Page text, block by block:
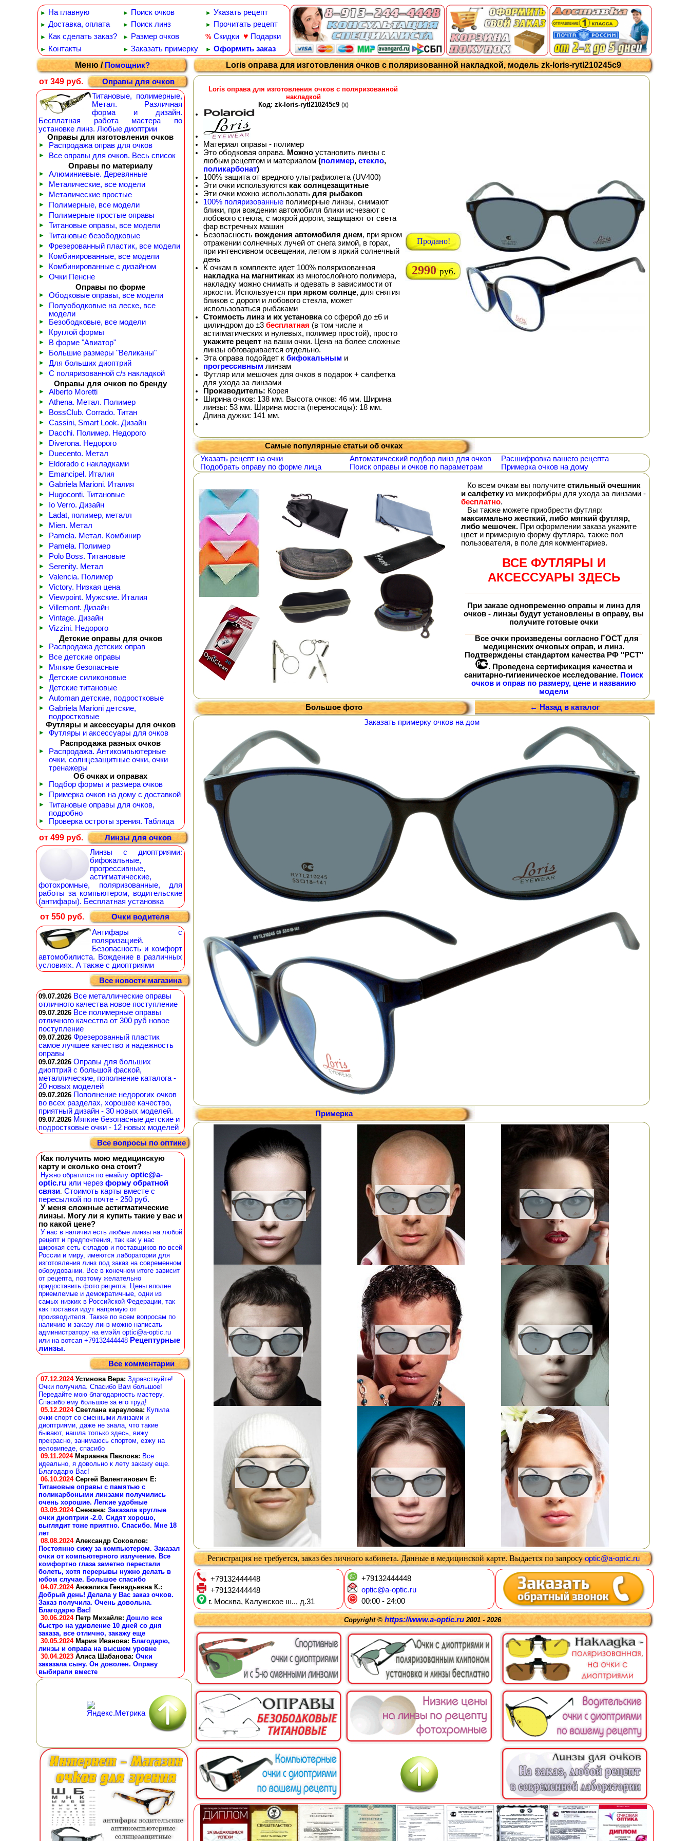
► На главную ► Поиск очков ► Указать рецепт
► Доставка, оплата ► Поиск линз ► Прочитать рецепт
► Как сделать заказ? ► Размер очков % Скидки ♥ Подарки
► Контакты ► Заказать примерку ► Оформить заказ
Меню /Помощник?
от 349 руб.
Оправы для очков
Титановые, полимерные,
Метал. Различная
форма и дизайн.
Бесплатная работа мастера по
установке линз. Любые диоптрии
Оправы для изготовления очков
► Распродажа оправ для очков
►
Все оправы для очков. Весь список
Оправы по материалу
► Алюминиевые. Деревянные
► Металические, все модели
► Металические простые
► Полимерные, все модели
► Полимерные простые оправы
► Титановые оправы, все модели
► Титановые безободковые
► Фрезерованный пластик, все модели
► Комбинированные, все модели
► Комбинированные с дизайном
►
Очки Пенсне
Оправы по форме
► Ободковые оправы, все модели
►
Полуободковые на леске, все
модели
► Безободковые, все модели
► Круглой формы
► В форме "Авиатор"
► Большие размеры "Великаны"
► Для больших диоптрий
►
С поляризованной с/з накладкой
Оправы для очков по бренду
► Alberto Moretti
► Athena. Метал. Полимер
► BossClub. Corrado. Титан
► Cassini, Smart Look. Дизайн
► Dacchi. Полимер. Недорого
► Diverona. Недорого
► Duecento. Метал
► Eldorado с накладками
► Emancipel. Италия
► Gabriela Marioni. Италия
► Hugoconti. Титановые
► Io Verro. Дизайн
► Ladat, полимер, металл
► Mien. Метал
► Pamela. Метал. Комбинир
► Pamela. Полимер
► Polo Boss. Титановые
► Serenity. Метал
► Valencia. Полимер
► Victory. Низкая цена
► Viewpoint. Мужские. Италия
► Villemont. Дизайн
► Vintage. Дизайн
►
Vizzini. Недорого
Детские оправы для очков
► Распродажа детских оправ
► Все детские оправы
► Мягкие безопасные
► Детские силиконовые
► Детские титановые
► Automan детские, подростковые
►
Gabriela Marioni детские,
подростковые
Футляры и аксессуары для очков
►
Футляры и аксессуары для очков
Распродажа разных очков
►
Распродажа. Антикомпьютерные
очки, солнцезащитные очки, очки
тренажеры
Об очках и оправах
► Подбор формы и размера очков
► Примерка очков на дому с доставкой
►
Титановые оправы для очков,
подробно
► Проверка остроты зрения. Таблица
от 499 руб.
Линзы для очков
Линзы с диоптриями:
бифокальные,
прогрессивные,
астигматические,
фотохромные, поляризованные, для
работы за компьютером, водительские
(антифары). Бесплатная установка
от 550 руб.
Очки водителя
Антифары с
поляризацией.
Безопасность и комфорт
автомобилиста. Вождение в различных
условиях. А также с диоптриями
Все новости магазина
09.07.2026 Все металлические оправы
отличного качества новое поступление
09.07.2026 Все полимерные оправы
отличного качества от 300 руб новое
поступление
09.07.2026 Фрезерованный пластик
самое лучшее качество и надежность
оправы
09.07.2026 Оправы для больших
диоптрий с большой фаской,
металлические, пополнение каталога -
20 новых моделей
09.07.2026 Пополнение недорогих очков
во всех разделах, хорошее качество,
приятный дизайн - 30 новых моделей.
09.07.2026 Мягкие безопасные детские и
подростковые очки - 12 новых моделей
Все вопросы по оптике
Как получить мою медицинскую
карту и сколько она стоит?
Нужно обратится по емайлу optic@a-
optic.ru или через форму обратной
связи. Стоимоть карты вместе с
пересылкой по почте - 250 руб.
У меня сложные астигматические
линзы. Могу ли я купить такие у вас и
по какой цене?
У нас в наличии есть любые линзы на любой
рецепт и предпочтения, так как у нас
широкая сеть складов и поставщиков по всей
России и миру, имеются лаборатории для
изготовления линз под заказ на современном
оборудовании. Все в конечном итоге зависит
от рецепта, поэтому желательно
предоставить фото рецепта. Цены вполне
приемлемые и демократичные, одни из
самых низких в Российской Федерации, так
как поставки идут напрямую от
производителя. Также по всем вопросам по
наличию и заказу линз можно написать
администратору на емэйл optic@a-optic.ru
или на вотсап +79132444448 Рецептурные
линзы.
Все комментарии
07.12.2024 Устинова Вера: Здравствуйте!
Очки получила. Спасибо Вам большое!
Передайте мою благодарность мастеру.
Спасибо ему большое за его труд!
05.12.2024 Светлана караулова: Купила
очки спорт со сменными линзами и
диоптриями, даже не знала, что такие
бывают, нашла только здесь, вижу
прекрасно, занимаюсь спортом, езжу на
веловипеде, спасибо
09.11.2024 Марианна Павлова: Все
идеально, я довольно к лету закажу еще.
Благодарю Вас!
06.10.2024 Сергей Валентинович Е:
Титановые оправы с памятью с
поликарбоными линзами получились
очень хорошие. Легкие удобные
03.09.2024 Снежана: Заказала круглые
очки диоптрии -2.0. Сидят хорошо,
выглядит тоже приятно. Спасибо. Мне 18
лет
08.08.2024 Александр Соковлов:
Постоянно сижу за компьютером. Заказал
очки от компьютерного излучение. Все
комфортно глаза заметно перестали
болеть, хотя перерывы нужно делать в
юбом случае. Большое спасибо
04.07.2024 Анжелика Геннадьевна К.:
Добрый день! Делала у Вас заказ очков.
Заказ получила. Очень довольна.
Благодарю Вас!
30.06.2024 Петр Михайлв: Дошло все
быстро на удивление 10 дней со дня
заказа, все отлично, закажу еще
30.05.2024 Мария Иванова: Благодарю,
линзы и оправа на высшем уровне
30.04.2023 Алиса Шабанова: Очки
заказала сыну. Он доволен. Оправу
выбирали вместе
Loris оправа для изготовления очков с поляризованной накладкой, модель zk-loris-rytl210245c9
Loris оправа для изготовления очков с поляризованной
накладкой
Код: zk-loris-rytl210245c9 (x)
Материал оправы - полимер
Это ободковая оправа. Можно установить линзы с
любым рецептом и материалом (полимер, стекло,
поликарбонат)
100% защита от вредного ультрафиолета (UV400)
Эти очки используются как солнцезащитные
Эти очки можно использовать для рыбаков
100% поляризованные полимерные линзы, снимают
блики, при вождении автомобиля блики исчезают с
лобового стекла, с мокрой дороги, защищают от света
фар встречных машин
Безопасность вождения автомобиля днем, при ярком
отражении солнечных лучей от снега зимой, в горах,
при интенсивном освещении, летом в яркий солнечный
день
К очкам в комплекте идет 100% поляризованная
накладка на магнитиках из многослойного полимера,
накладку можно снимать и одевать в зависимости от
яркости. Используется при ярком солнце, для снятия
бликов с дороги и лобового стекла, может
использоваться рыбаками
Стоимость линз и их установкасо сферой до ±6 и
цилиндром до ±3 бесплатная (в том числе и
астигматических и нулевых, полимер простой), просто
укажите рецепт на ваши очки. Цена на более сложные
линзы обговаривается отдельно.
Эта оправа подойдет к бифокальным и
прогрессивным линзам
Футляр или мешочек для очков в подарок + салфетка
для ухода за линзами
Производитель: Корея
Ширина очков: 138 мм. Высота очков: 46 мм. Ширина
линзы: 53 мм. Ширина моста (переносицы): 18 мм.
Длина дужки: 141 мм.
Продано!
2990 руб.
Самые популярные статьи об очках
Указать рецепт на очки
Автоматический подбор линз для очков
Расшифровка вашего рецепта
Подобрать оправу по форме лица
Поиск оправы и очков по параметрам Примерка очков на дому
Ко всем очкам вы получите стильный очешник
и салфеткуиз микрофибры для ухода за линзами -
бесплатно.
Вы также можете приобрести футляр:
максимально жесткий, либо мягкий футляр,
либо мешочек. При оформлении заказа укажите
цвет и примерную форму футляра, также пол
пользователя, в поле для комментариев.
ВСЕ ФУТЛЯРЫ И
АКСЕССУАРЫ ЗДЕСЬ
При заказе одновременнооправы и линз для
очков - линзы будут установлены в оправу, вы
получите готовые очки
Все очки произведены согласно ГОСТ для
медицинских очковых оправ, и линз.
Подтверждены стандартом качества РФ "РСТ"
. Проведена сертификация качества и
санитарно-гигиеническое исследование. Поиск
очков и оправ по размеру, цене и названию
модели
Большое фото
← Назад в каталог
Заказать примерку очков на дом
Примерка
Регистрация не требуется, заказ без личного кабинета. Данные в медицинской карте. Выдается по запросуoptic@a-optic.ru
+79132444448
+79132444448
г. Москва, Калужское ш.., д.31
+79132444448
optic@a-optic.ru
00:00 - 24:00
Copyright © https://www.a-optic.ru 2001 - 2026